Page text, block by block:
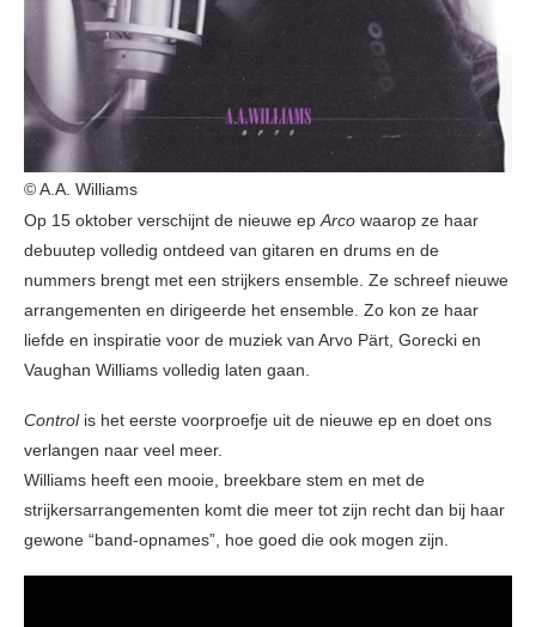
© A.A. Williams
Op 15 oktober verschijnt de nieuwe epArco waarop ze haar
debuutep volledig ontdeed van gitaren en drums en de
nummers brengt met een strijkers ensemble. Ze schreef nieuwe
arrangementen en dirigeerde het ensemble. Zo kon ze haar
liefde en inspiratie voor de muziek van Arvo Pärt, Gorecki en
Vaughan Williams volledig laten gaan.
Controlis het eerste voorproefje uit de nieuwe ep en doet ons
verlangen naar veel meer.
Williams heeft een mooie, breekbare stem en met de
strijkersarrangementen komt die meer tot zijn recht dan bij haar
gewone “band-opnames”, hoe goed die ook mogen zijn.